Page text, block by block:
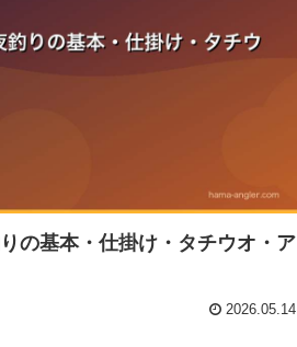
の基本・仕掛け・タチウオ・ア
2026.05.14